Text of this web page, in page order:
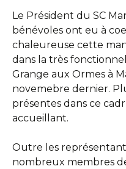
Le Président du SC
bénévoles ont eu à
chaleureuse cette
dans la très
Grange aux Ormes à
novemebre dernier.
présentes dans ce
accueillant.
Outre les
nombreux membres